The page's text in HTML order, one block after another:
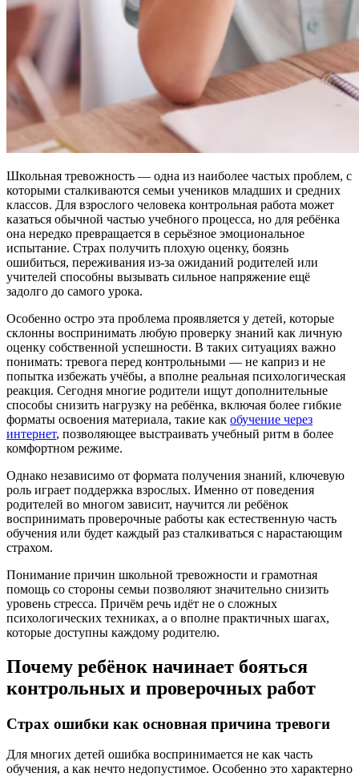
Школьная тревожность — одна из наиболее частых проблем, с
которыми сталкиваются семьи учеников младших и средних
классов. Для взрослого человека контрольная работа может
казаться обычной частью учебного процесса, но для ребёнка
она нередко превращается в серьёзное эмоциональное
испытание. Страх получить плохую оценку, боязнь
ошибиться, переживания из-за ожиданий родителей или
учителей способны вызывать сильное напряжение ещё
задолго до самого урока.
Особенно остро эта проблема проявляется у детей, которые
склонны воспринимать любую проверку знаний как личную
оценку собственной успешности. В таких ситуациях важно
понимать: тревога перед контрольными — не каприз и не
попытка избежать учёбы, а вполне реальная психологическая
реакция. Сегодня многие родители ищут дополнительные
способы снизить нагрузку на ребёнка, включая более гибкие
форматы освоения материала, такие как обучение через
интернет, позволяющее выстраивать учебный ритм в более
комфортном режиме.
Однако независимо от формата получения знаний, ключевую
роль играет поддержка взрослых. Именно от поведения
родителей во многом зависит, научится ли ребёнок
воспринимать проверочные работы как естественную часть
обучения или будет каждый раз сталкиваться с нарастающим
страхом.
Понимание причин школьной тревожности и грамотная
помощь со стороны семьи позволяют значительно снизить
уровень стресса. Причём речь идёт не о сложных
психологических техниках, а о вполне практичных шагах,
которые доступны каждому родителю.
Почему ребёнок начинает бояться
контрольных и проверочных работ
Страх ошибки как основная причина тревоги
Для многих детей ошибка воспринимается не как часть
обучения, а как нечто недопустимое. Особенно это характерно